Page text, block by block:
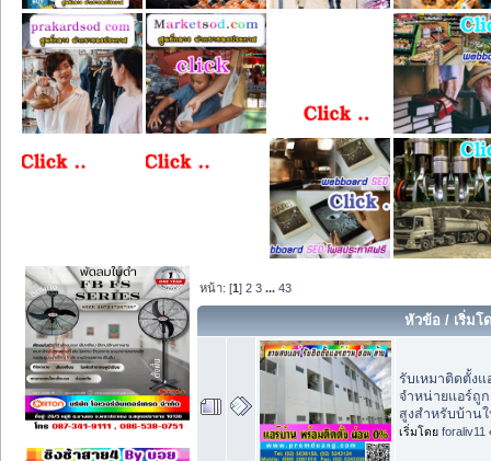
หน้า: [1]2 3 ...43
หัวข้อ / เริ่มโ
รับเหมาติดตั้งแ
จำหน่ายแอร์ถู
สูงสำหรับบ้าน
เริ่มโดย foraliv11